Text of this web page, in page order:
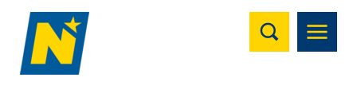
Suchen